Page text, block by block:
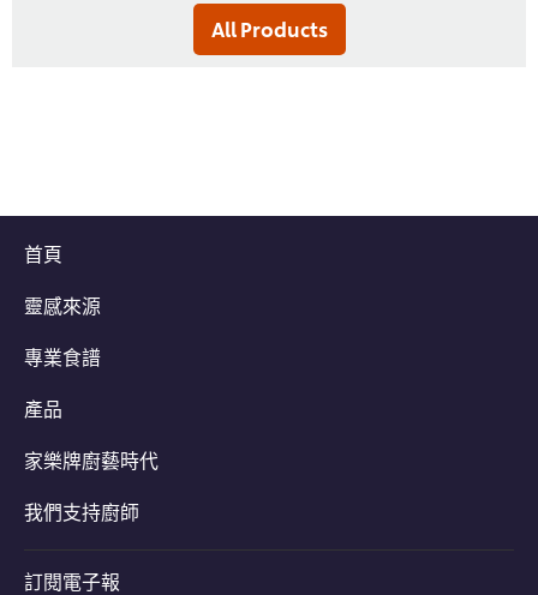
All Products
首頁
靈感來源
專業食譜
產品
家樂牌廚藝時代
我們支持廚師
訂閱電子報